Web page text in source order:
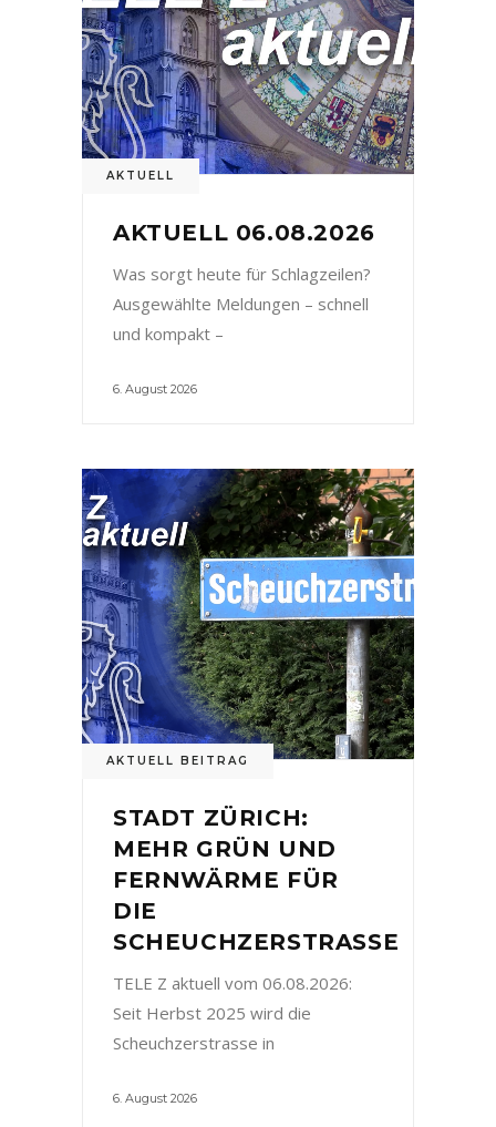
AKTUELL
AKTUELL 06.08.2026
Was sorgt heute für Schlagzeilen?
Ausgewählte Meldungen – schnell
und kompakt –
6. August 2026
AKTUELL BEITRAG
STADT ZÜRICH:
MEHR GRÜN UND
FERNWÄRME FÜR
DIE
SCHEUCHZERSTRASSE
TELE Z aktuell vom 06.08.2026:
Seit Herbst 2025 wird die
Scheuchzerstrasse in
6. August 2026